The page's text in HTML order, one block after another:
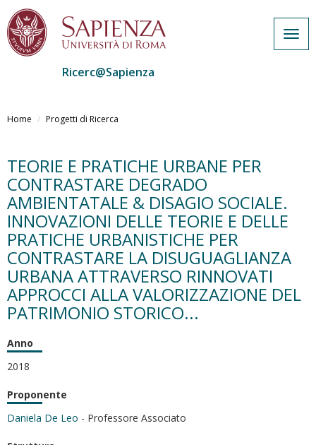
al
Ricerc@Sapienza
Home Progetti di Ricerca
TEORIE E PRATICHE URBANE PER
CONTRASTARE DEGRADO
AMBIENTATALE & DISAGIO SOCIALE.
INNOVAZIONI DELLE TEORIE E DELLE
PRATICHE URBANISTICHE PER
CONTRASTARE LA DISUGUAGLIANZA
URBANA ATTRAVERSO RINNOVATI
APPROCCI ALLA VALORIZZAZIONE DEL
PATRIMONIO STORICO...
Anno
2018
Proponente
Daniela De Leo - Professore Associato